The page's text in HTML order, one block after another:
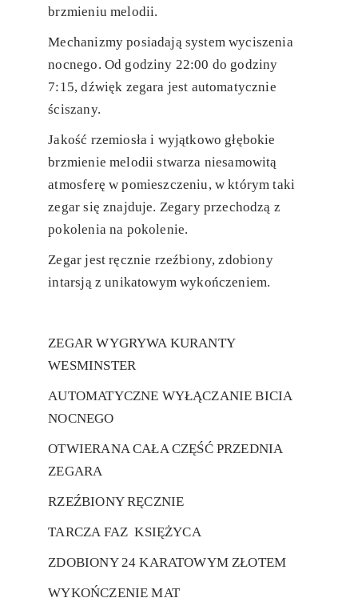
brzmieniu melodii.
Mechanizmy posiadają system wyciszenia
nocnego. Od godziny 22:00 do godziny
7:15, dźwięk zegara jest automatycznie
ściszany.
Jakość rzemiosła i wyjątkowo głębokie
brzmienie melodii stwarza niesamowitą
atmosferę w pomieszczeniu, w którym taki
zegar się znajduje. Zegary przechodzą z
pokolenia na pokolenie.
Zegar jest ręcznie rzeźbiony, zdobiony
intarsją z unikatowym wykończeniem.
ZEGAR WYGRYWA KURANTY
WESMINSTER
AUTOMATYCZNE WYŁĄCZANIE BICIA
NOCNEGO
OTWIERANA CAŁA CZĘŚĆ PRZEDNIA
ZEGARA
RZEŹBIONY RĘCZNIE
TARCZA FAZ KSIĘŻYCA
ZDOBIONY 24 KARATOWYM ZŁOTEM
WYKOŃCZENIE MAT